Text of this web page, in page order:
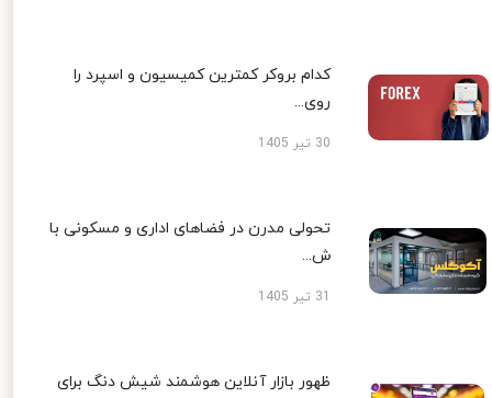
کدام بروکر کمترین کمیسیون و اسپرد را
روی...
30 تیر 1405
تحولی مدرن در فضاهای اداری و مسکونی با
ش...
ظهور بازار آنلاین هوشمند شیش دنگ برای